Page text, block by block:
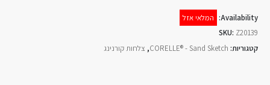
Availability:
המלאי אזל
SKU: Z20139
קטגוריות: CORELLE® - Sand Sketch
, צלחות קורנינג